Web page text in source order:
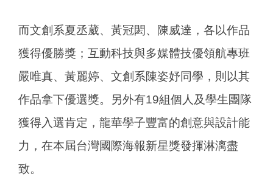
而文創系夏丞葳、黃冠閎、陳威達，各以作品
獲得優勝獎；互動科技與多媒體技優領航專班
嚴唯真、黃麗婷、文創系陳姿妤同學，則以其
作品拿下優選獎。另外有19組個人及學生團隊
獲得入選肯定，龍華學子豐富的創意與設計能
力，在本屆台灣國際海報新星獎發揮淋漓盡
致。